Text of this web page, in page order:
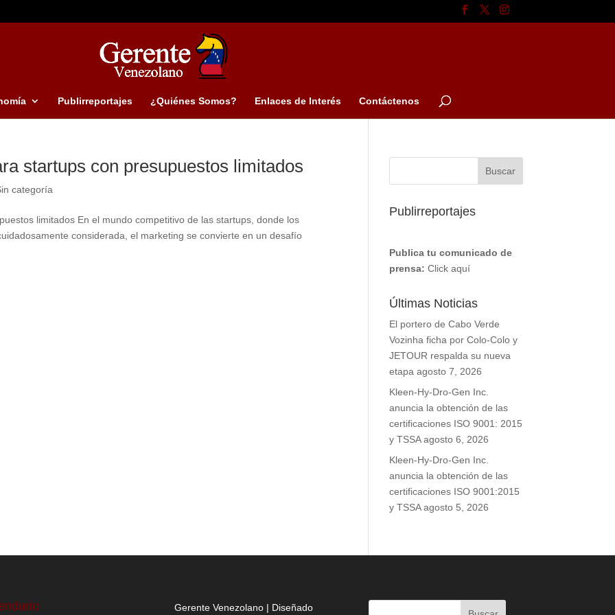
Publirreportajes ¿Quiénes Somos? Enlaces de Interés Contáctenos
startups con presupuestos limitados
categoría
limitados En el mundo competitivo de las startups, donde los
considerada, el marketing se convierte en un desafío
Publirreportajes
Publica tu comunicado de
prensa: Click aquí
Últimas Noticias
El portero de Cabo Verde
Vozinha ficha por Colo-Colo y
JETOUR respalda su nueva
etapa agosto 7, 2026
Kleen-Hy-Dro-Gen Inc.
anuncia la obtención de las
certificaciones ISO 9001: 2015
y TSSA agosto 6, 2026
Kleen-Hy-Dro-Gen Inc.
anuncia la obtención de las
certificaciones ISO 9001:2015
y TSSA agosto 5, 2026
Gerente Venezolano | Diseñado